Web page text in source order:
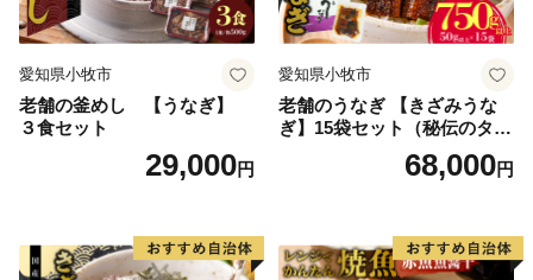
8/15）・年末年始 の
愛知県小牧市
老舗の釜めし 【うなぎ】
３食セット
29,000円
愛知県小牧市
老舗のうなぎ 【きざみうな
ぎ】15袋セット（秘伝のタレ
68,000円